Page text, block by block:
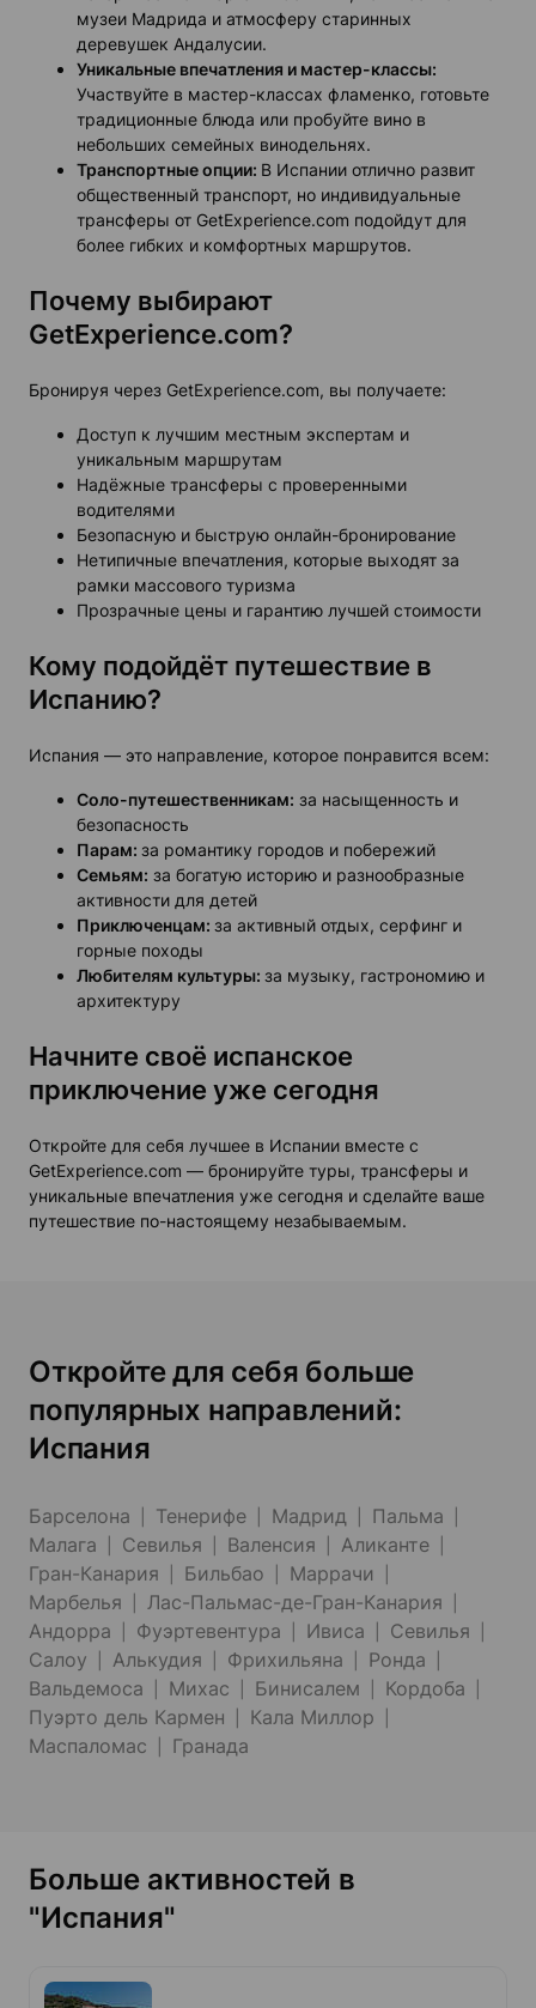
музеи Мадрида и атмосферу старинных
деревушек Андалусии.
Уникальные впечатления и мастер-классы:
Участвуйте в мастер-классах фламенко, готовьте
традиционные блюда или пробуйте вино в
небольших семейных винодельнях.
Транспортные опции: В Испании отлично развит
общественный транспорт, но индивидуальные
трансферы от GetExperience.com подойдут для
более гибких и комфортных маршрутов.
Почему выбирают
GetExperience.com?
Бронируя через GetExperience.com, вы получаете:
Доступ к лучшим местным экспертам и
уникальным маршрутам
Надёжные трансферы с проверенными
водителями
Безопасную и быструю онлайн-бронирование
Нетипичные впечатления, которые выходят за
рамки массового туризма
Прозрачные цены и гарантию лучшей стоимости
Кому подойдёт путешествие в
Испанию?
Испания — это направление, которое понравится всем:
Соло-путешественникам: за насыщенность и
безопасность
Парам: за романтику городов и побережий
Семьям: за богатую историю и разнообразные
активности для детей
Приключенцам: за активный отдых, серфинг и
горные походы
Любителям культуры: за музыку, гастрономию и
архитектуру
Начните своё испанское
приключение уже сегодня
Откройте для себя лучшее в Испании вместе с
GetExperience.com — бронируйте туры, трансферы и
уникальные впечатления уже сегодня и сделайте ваше
путешествие по-настоящему незабываемым.
Откройте для себя больше
популярных направлений:
Испания
Барселона Тенерифе Мадрид
Пальма
Малага
Севилья Валенсия
Аликанте
Гран-Канария
Бильбао
Маррачи
Марбелья
Лас-Пальмас-де-Гран-Канария
Андорра
Фуэртевентура Ивиса
Севилья
Салоу
Алькудия Фрихильяна
Ронда
Вальдемоса
Михас Бинисалем
Кордоба
Пуэрто дель Кармен
Кала Миллор
Маспаломас
Гранада
Больше активностей в
"Испания"